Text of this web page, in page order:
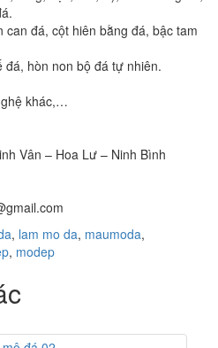
đá, cột hiên bằng đá, bậc tam
đá, hòn non bộ đá tự nhiên.
khác,…
Vân – Hoa Lư – Ninh Bình
, lam mo da, maumoda,
, modep